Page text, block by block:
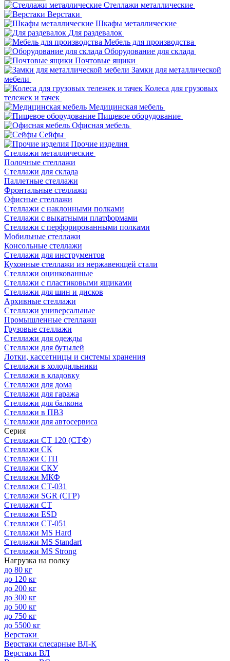
Стеллажи металлические
Верстаки
Шкафы металлические
Для раздевалок
Мебель для производства
Оборудование для склада
Почтовые ящики
Замки для металлической
мебели
Колеса для грузовых
тележек и тачек
Медицинская мебель
Пищевое оборудование
Офисная мебель
Сейфы
Прочие изделия
Стеллажи металлические
Полочные стеллажи
Стеллажи для склада
Паллетные стеллажи
Фронтальные стеллажи
Офисные стеллажи
Стеллажи с наклонными полками
Стеллажи с выкатными платформами
Стеллажи с перфорированными полками
Мобильные стеллажи
Консольные стеллажи
Стеллажи для инструментов
Кухонные стеллажи из нержавеющей стали
Стеллажи оцинкованные
Стеллажи с пластиковыми ящиками
Стеллажи для шин и дисков
Архивные стеллажи
Стеллажи универсальные
Промышленные стеллажи
Грузовые стеллажи
Стеллажи для одежды
Стеллажи для бутылей
Лотки, кассетницы и системы хранения
Стеллажи в холодильники
Стеллажи в кладовку
Стеллажи для дома
Стеллажи для гаража
Стеллажи для балкона
Стеллажи в ПВЗ
Стеллажи для автосервиса
Серия
Стеллажи СТ 120 (СТФ)
Стеллажи СК
Стеллажи СТП
Стеллажи СКУ
Стеллажи МКФ
Стеллажи СТ-031
Стеллажи SGR (СГР)
Стеллажи СТ
Стеллажи ESD
Стеллажи СТ-051
Стеллажи MS Hard
Стеллажи MS Standart
Стеллажи MS Strong
Нагрузка на полку
до 80 кг
до 120 кг
до 200 кг
до 300 кг
до 500 кг
до 750 кг
до 5500 кг
Верстаки
Верстаки слесарные ВЛ-К
Верстаки ВЛ